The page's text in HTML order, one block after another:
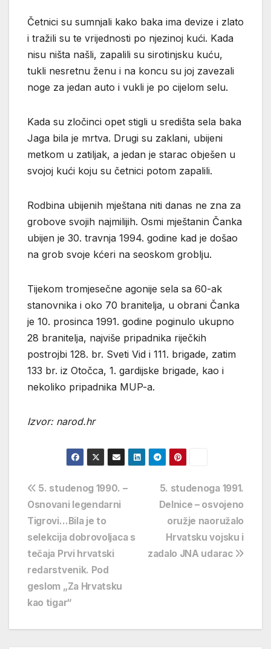
Četnici su sumnjali kako baka ima devize i zlato
i tražili su te vrijednosti po njezinoj kući. Kada
nisu ništa našli, zapalili su sirotinjsku kuću,
tukli nesretnu ženu i na koncu su joj zavezali
noge za jedan auto i vukli je po cijelom selu.
Kada su zločinci opet stigli u središta sela baka
Jaga bila je mrtva. Drugi su zaklani, ubijeni
metkom u zatiljak, a jedan je starac obješen u
svojoj kući koju su četnici potom zapalili.
Rodbina ubijenih mještana niti danas ne zna za
grobove svojih najmilijih. Osmi mještanin Čanka
ubijen je 30. travnja 1994. godine kad je došao
na grob svoje kćeri na seoskom groblju.
Tijekom tromjesečne agonije sela sa 60-ak
stanovnika i oko 70 branitelja, u obrani Čanka
je 10. prosinca 1991. godine poginulo ukupno
28 branitelja, najviše pripadnika riječkih
postrojbi 128. br. Sveti Vid i 111. brigade, zatim
133 br. iz Otočca, 1. gardijske brigade, kao i
nekoliko pripadnika MUP-a.
Izvor: narod.hr
Navigacija
objava
5. studenoga 1991.
Delnice – osvojeno
oružje naoružalo
Hrvatsku vojsku i
zadalo JNA udarac
5. studenog 1990. –
Osnovani legendarni
Tigrovi…Bila je to
selekcija dobrovoljaca s
tečaja Prvi hrvatski
redarstvenik. Pod
geslom „Za Hrvatsku
kao tigar“